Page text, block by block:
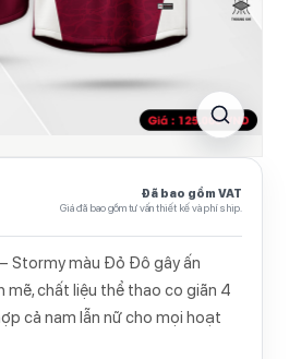
Đã bao gồm VAT
Giá đã bao gồm tư vấn thiết kế và phí ship.
Stormy màu Đỏ Đô gây ấn
chất liệu thể thao co giãn 4
cả nam lẫn nữ cho mọi hoạt